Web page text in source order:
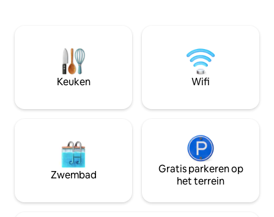
voedselbezorgers zoals Swiggy en
Zomato en directe restaurantbezorging
op basis van bestelling. - CCTV-camera
beschikbaar buiten het huis voor de
meer.Exclusieve
showrooms
minuten.5
minuten.3 dagen
drive.Airport in
Keuken Wifi
Zwembad
Gratis parkeren op
het terrein